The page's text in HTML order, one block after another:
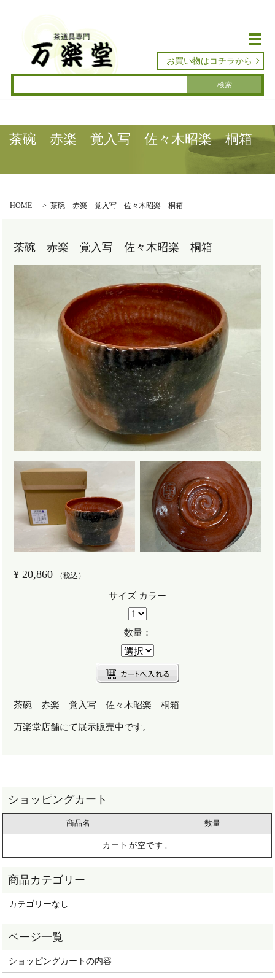
メ
お買い物はコチラから
茶碗 赤楽 覚入写 佐々木昭楽 桐箱
HOME 茶碗 赤楽 覚入写 佐々木昭楽 桐箱
茶碗 赤楽 覚入写 佐々木昭楽 桐箱
¥ 20,860 （税込）
サイズ カラー
数量：
茶碗 赤楽 覚入写 佐々木昭楽 桐箱
万楽堂店舗にて展示販売中です。
商品名 数量
カートが空です。
カテゴリーなし
ショッピングカートの内容